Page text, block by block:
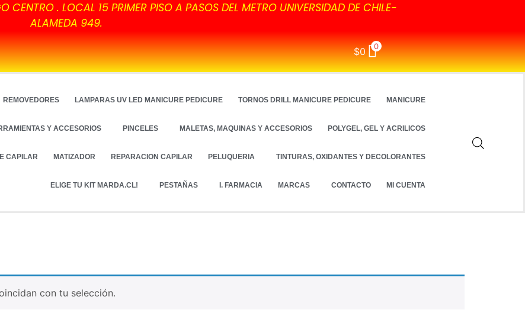
CENTRO . LOCAL 15 PRIMER PISO A PASOS DEL METRO UNIVERSIDAD DE CHILE-
ALAMEDA 949.
$0 0
REMOVEDORES LAMPARAS UV LED MANICURE PEDICURE TORNOS DRILL MANICURE PEDICURE MANICURE
Y ACCESORIOS PINCELES MALETAS, MAQUINAS Y ACCESORIOS POLYGEL, GEL Y ACRILICOS
CAPILAR MATIZADOR REPARACION CAPILAR PELUQUERIA TINTURAS, OXIDANTES Y DECOLORANTES
ELIGE TU KIT MARDA.CL! PESTAÑAS I. FARMACIA MARCAS CONTACTO MI CUENTA
con tu selección.